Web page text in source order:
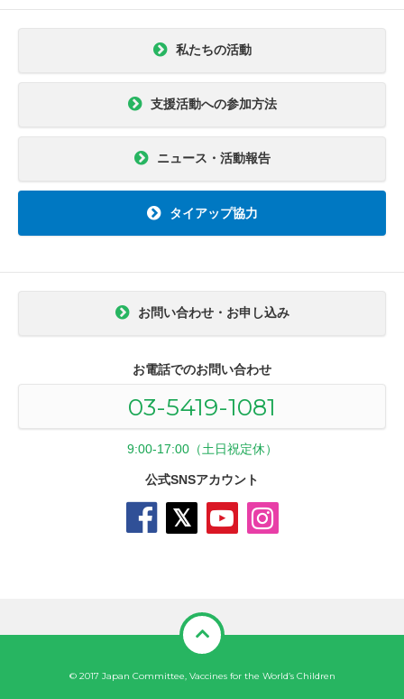
私たちの活動
支援活動への参加方法
ニュース・活動報告
タイアップ協力
お問い合わせ・お申し込み
お電話でのお問い合わせ
03-5419-1081
9:00-17:00（土日祝定休）
公式SNSアカウント
© 2017 Japan Committee, Vaccines for the World’s Children